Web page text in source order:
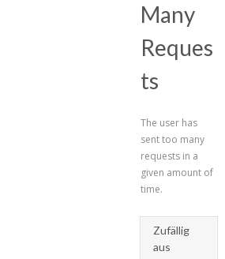
Many
Reques
ts
The user has
sent too many
requests in a
given amount of
time.
Zufällig
aus